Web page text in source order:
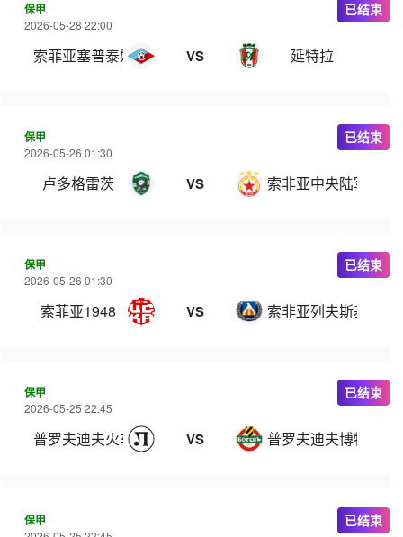
保甲
2026-05-28 22:00
索菲亚塞普泰姆夫里 VS 延特拉
已结束
保甲
2026-05-26 01:30
卢多格雷茨 VS 索非亚中央陆军
已结束
保甲
2026-05-26 01:30
索菲亚1948 VS 索非亚列夫斯基
已结束
保甲
2026-05-25 22:45
普罗夫迪夫火车头 VS 普罗夫迪夫博特夫
已结束
保甲 已结束